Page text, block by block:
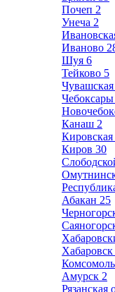
Почеп 2
Унеча 2
Иваново
Шуя 6
Тейково 5
Чебоксары
Канаш 2
Кировская
Киров 30
Абакан 25
Хабаровск
Амурск 2
Рязанская